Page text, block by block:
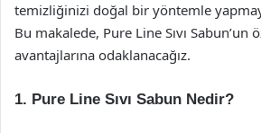
temizliğinizi doğal bir yöntemle
Bu makalede, Pure Line Sıvı Sabun’un
avantajlarına odaklanacağız.
1. Pure Line Sıvı Sabun Nedir?